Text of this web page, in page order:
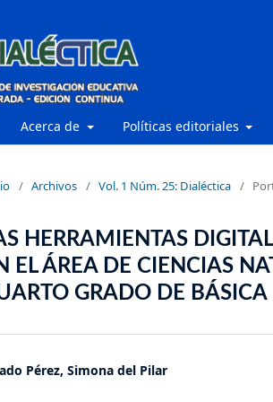
Acerca de Políticas editoriales
/ Archivos / Vol. 1 Núm. 25: Dialéctica /
HERRAMIENTAS
EL ÁREA DE CIENCIAS
GRADO DE
Pérez, Simona del Pilar